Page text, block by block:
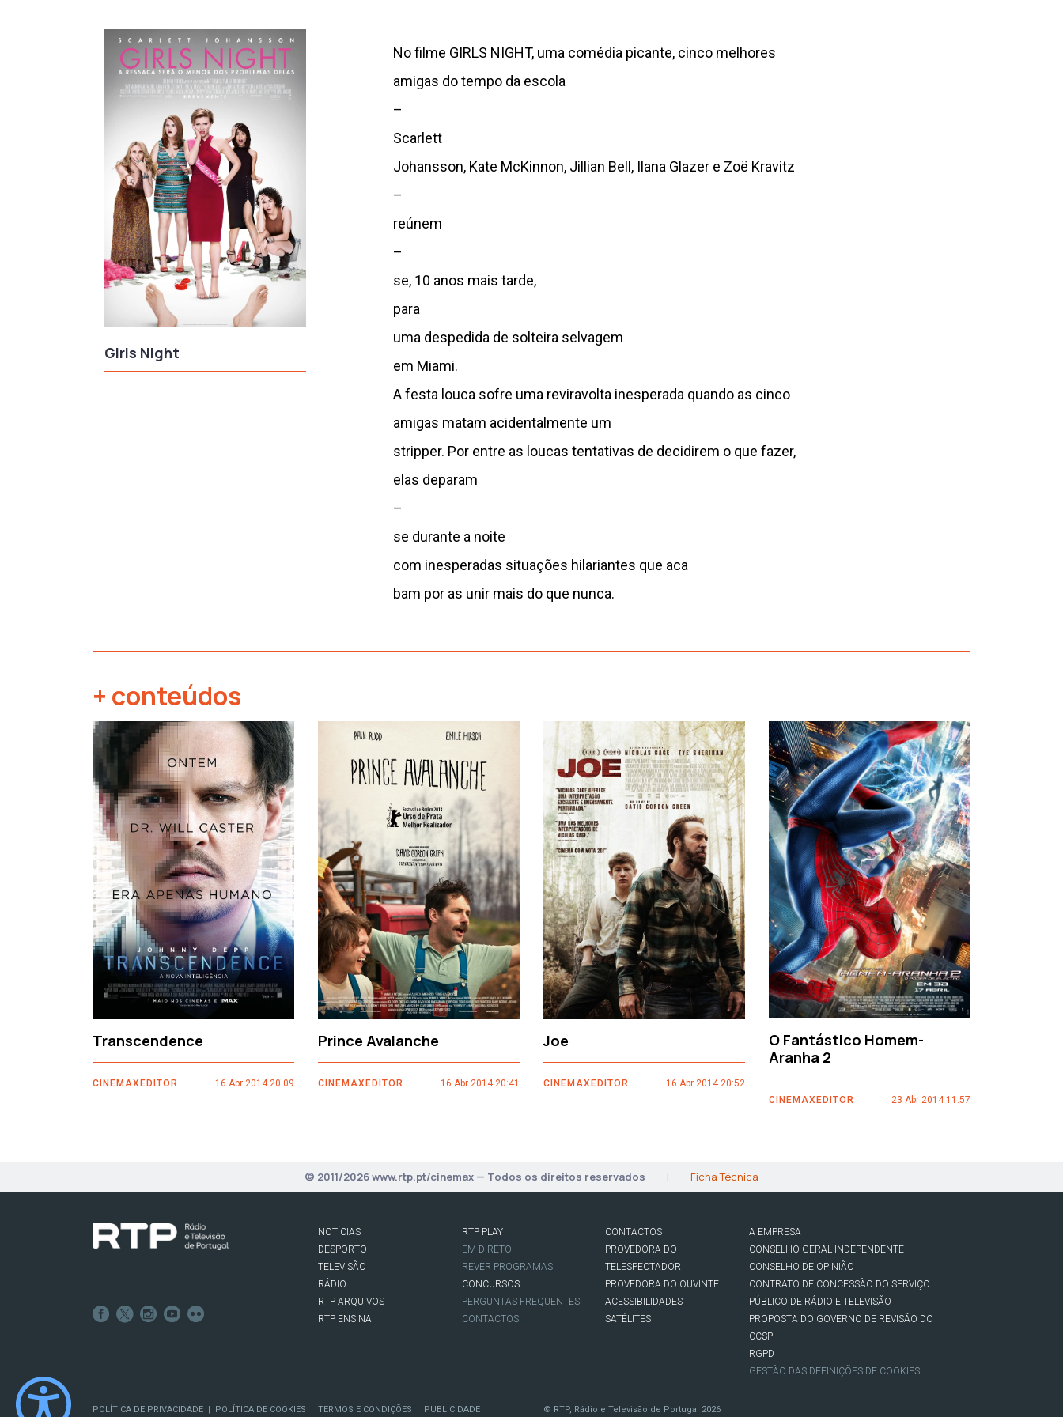
Girls Night
No filme GIRLS NIGHT, uma comédia picante, cinco melhores
amigas do tempo da escola
–
Scarlett
Johansson, Kate McKinnon, Jillian Bell, Ilana Glazer e Zoë Kravitz
–
reúnem
–
se, 10 anos mais tarde,
para
uma despedida de solteira selvagem
em Miami.
A festa louca sofre uma reviravolta inesperada quando as cinco
amigas matam acidentalmente um
stripper. Por entre as loucas tentativas de decidirem o que fazer,
elas deparam
–
se durante a noite
com inesperadas situações hilariantes que aca
bam por as unir mais do que nunca.
+ conteúdos
Transcendence
CINEMAXEDITOR 16 Abr 2014 20:09
Prince Avalanche
CINEMAXEDITOR 16 Abr 2014 20:41
Joe
CINEMAXEDITOR 16 Abr 2014 20:52
O Fantástico Homem-
Aranha 2
CINEMAXEDITOR 23 Abr 2014 11:57
‹ ›
© 2011/2026 www.rtp.pt/cinemax — Todos os direitos reservados | Ficha Técnica
NOTÍCIAS
DESPORTO
TELEVISÃO
RÁDIO
RTP ARQUIVOS
RTP ENSINA
RTP PLAY
EM DIRETO
REVER PROGRAMAS
CONCURSOS
PERGUNTAS FREQUENTES
CONTACTOS
CONTACTOS
PROVEDORA DO
TELESPECTADOR
PROVEDORA DO OUVINTE
ACESSIBILIDADES
SATÉLITES
A EMPRESA
CONSELHO GERAL INDEPENDENTE
CONSELHO DE OPINIÃO
CONTRATO DE CONCESSÃO DO SERVIÇO
PÚBLICO DE RÁDIO E TELEVISÃO
PROPOSTA DO GOVERNO DE REVISÃO DO
CCSP
RGPD
GESTÃO DAS DEFINIÇÕES DE COOKIES
POLÍTICA DE PRIVACIDADE POLÍTICA DE COOKIES TERMOS E CONDIÇÕES PUBLICIDADE © RTP, Rádio e Televisão de Portugal 2026